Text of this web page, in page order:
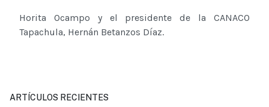
Horita Ocampo y el presidente de la CANACO
Tapachula, Hernán Betanzos Díaz.
ARTÍCULOS RECIENTES